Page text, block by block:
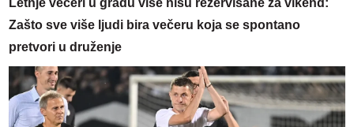
Zašto sve više ljudi bira večeru koja se spontano
pretvori u druženje